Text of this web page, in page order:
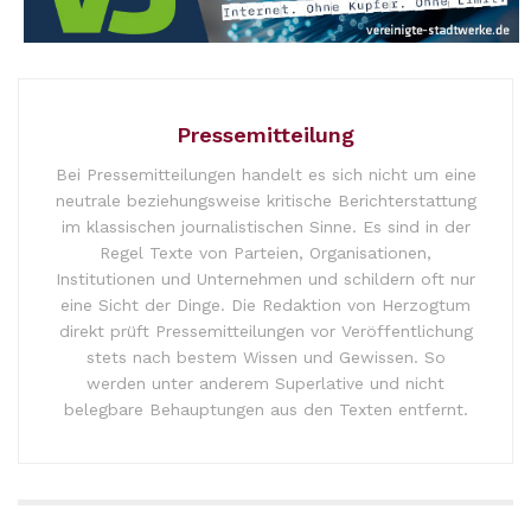
Pressemitteilung
Bei Pressemitteilungen handelt es sich nicht um eine
neutrale beziehungsweise kritische Berichterstattung
im klassischen journalistischen Sinne. Es sind in der
Regel Texte von Parteien, Organisationen,
Institutionen und Unternehmen und schildern oft nur
eine Sicht der Dinge. Die Redaktion von Herzogtum
direkt prüft Pressemitteilungen vor Veröffentlichung
stets nach bestem Wissen und Gewissen. So
werden unter anderem Superlative und nicht
belegbare Behauptungen aus den Texten entfernt.